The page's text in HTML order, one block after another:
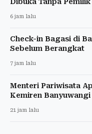
6 jam lalu
Check-in Bagasi di
Sebelum Berangkat
7 jam lalu
Menteri Pariwisata
Kemiren Banyuwangi
21 jam lalu